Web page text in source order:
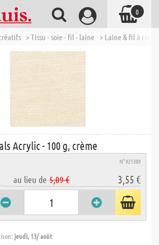
> Tissu - soie - fil - laine > Laine & fil à
Acrylic - 100 g, crème
N° 921389
au lieu de 5,09 € 3,55 €
jeudi, 13/ août
0